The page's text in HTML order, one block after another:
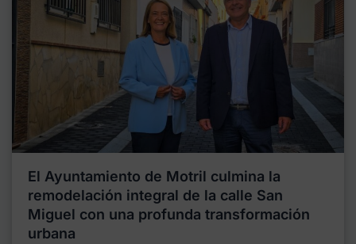
El Ayuntamiento de Motril culmina la
remodelación integral de la calle San
Miguel con una profunda transformación
urbana